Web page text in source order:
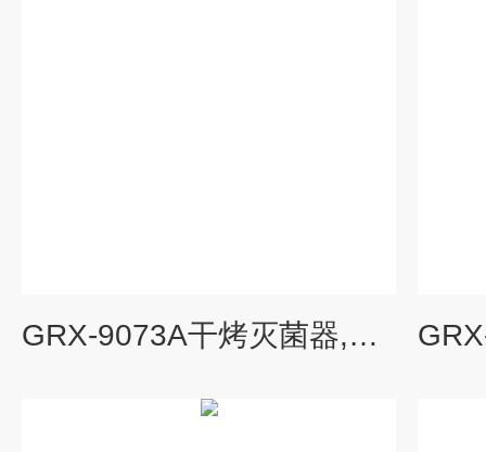
GRX-9073A干烤灭菌器,热空气消毒箱价格